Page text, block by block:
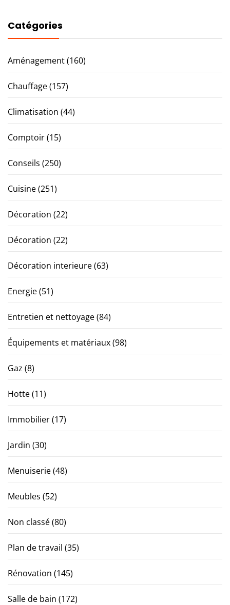
Catégories
Aménagement(160)
Chauffage(157)
Climatisation (44)
Comptoir(15)
Conseils (250)
Cuisine(251)
Décoration (22)
Décoration (22)
Décoration interieure(63)
Energie(51)
Entretien et nettoyage(84)
Équipements et matériaux(98)
Gaz (8)
Hotte(11)
Immobilier(17)
Jardin (30)
Menuiserie(48)
Meubles (52)
Non classé(80)
Plan de travail (35)
Rénovation (145)
Salle de bain (172)